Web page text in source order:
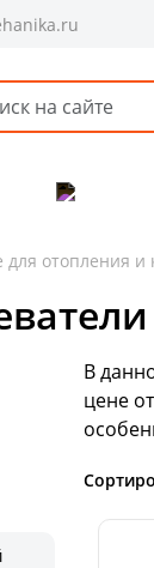
для отопления и
В
цене